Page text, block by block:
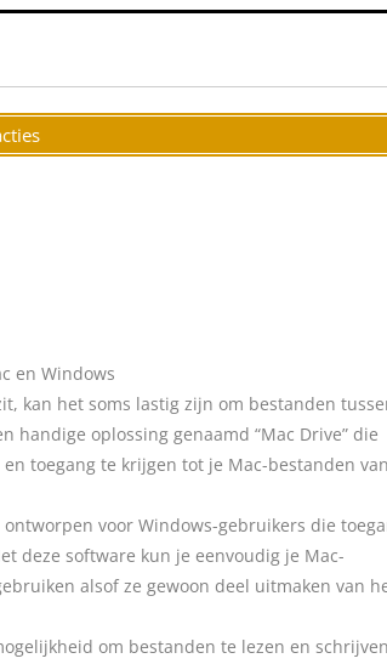
en Windows
kan het soms lastig zijn om bestanden
handige oplossing genaamd “Mac Drive” die
toegang te krijgen tot je Mac-bestanden
voor Windows-gebruikers die
deze software kun je eenvoudig je Mac-
alsof ze gewoon deel uitmaken van
om bestanden te lezen en schrijven